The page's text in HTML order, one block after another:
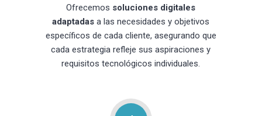
Ofrecemos soluciones digitales
adaptadas a las necesidades y objetivos
específicos de cada cliente, asegurando que
cada estrategia refleje sus aspiraciones y
requisitos tecnológicos individuales.